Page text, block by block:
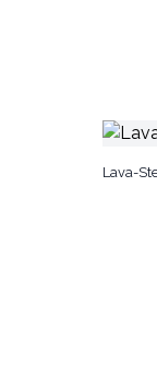
Lava-